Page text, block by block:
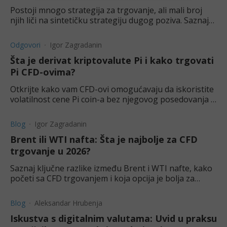
Postoji mnogo strategija za trgovanje, ali mali broj
njih liči na sintetičku strategiju dugog poziva. Saznajte
Odgovori Igor Zagradanin
Šta je derivat kriptovalute Pi i kako trgovati
Pi CFD-ovima?
Otkrijte kako vam CFD-ovi omogućavaju da iskoristite
volatilnost cene Pi coin-a bez njegovog posedovanja i
Blog Igor Zagradanin
Brent ili WTI nafta: Šta je najbolje za CFD
trgovanje u 2026?
Saznaj ključne razlike između Brent i WTI nafte, kako
početi sa CFD trgovanjem i koja opcija je bolja za
Blog Aleksandar Hrubenja
Iskustva s digitalnim valutama: Uvid u praksu